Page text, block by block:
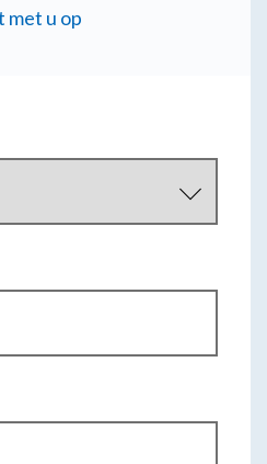
met u op